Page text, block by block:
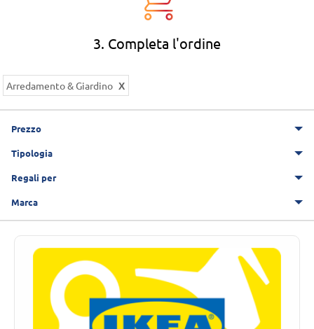
3. Completa l'ordine
Arredamento & Giardino
Prezzo
Tipologia
Regali per
Marca